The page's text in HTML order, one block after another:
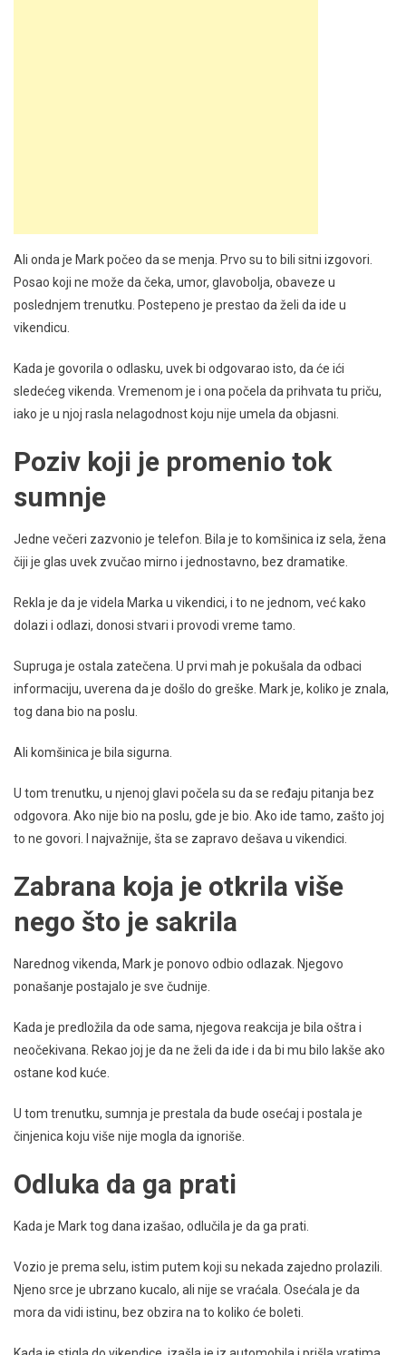
Ali onda je Mark počeo da se menja. Prvo su to bili sitni izgovori.
Posao koji ne može da čeka, umor, glavobolja, obaveze u
poslednjem trenutku. Postepeno je prestao da želi da ide u
vikendicu.
Kada je govorila o odlasku, uvek bi odgovarao isto, da će ići
sledećeg vikenda. Vremenom je i ona počela da prihvata tu priču,
iako je u njoj rasla nelagodnost koju nije umela da objasni.
Poziv koji je promenio tok
sumnje
Jedne večeri zazvonio je telefon. Bila je to komšinica iz sela, žena
čiji je glas uvek zvučao mirno i jednostavno, bez dramatike.
Rekla je da je videla Marka u vikendici, i to ne jednom, već kako
dolazi i odlazi, donosi stvari i provodi vreme tamo.
Supruga je ostala zatečena. U prvi mah je pokušala da odbaci
informaciju, uverena da je došlo do greške. Mark je, koliko je znala,
tog dana bio na poslu.
Ali komšinica je bila sigurna.
U tom trenutku, u njenoj glavi počela su da se ređaju pitanja bez
odgovora. Ako nije bio na poslu, gde je bio. Ako ide tamo, zašto joj
to ne govori. I najvažnije, šta se zapravo dešava u vikendici.
Zabrana koja je otkrila više
nego što je sakrila
Narednog vikenda, Mark je ponovo odbio odlazak. Njegovo
ponašanje postajalo je sve čudnije.
Kada je predložila da ode sama, njegova reakcija je bila oštra i
neočekivana. Rekao joj je da ne želi da ide i da bi mu bilo lakše ako
ostane kod kuće.
U tom trenutku, sumnja je prestala da bude osećaj i postala je
činjenica koju više nije mogla da ignoriše.
Odluka da ga prati
Kada je Mark tog dana izašao, odlučila je da ga prati.
Vozio je prema selu, istim putem koji su nekada zajedno prolazili.
Njeno srce je ubrzano kucalo, ali nije se vraćala. Osećala je da
mora da vidi istinu, bez obzira na to koliko će boleti.